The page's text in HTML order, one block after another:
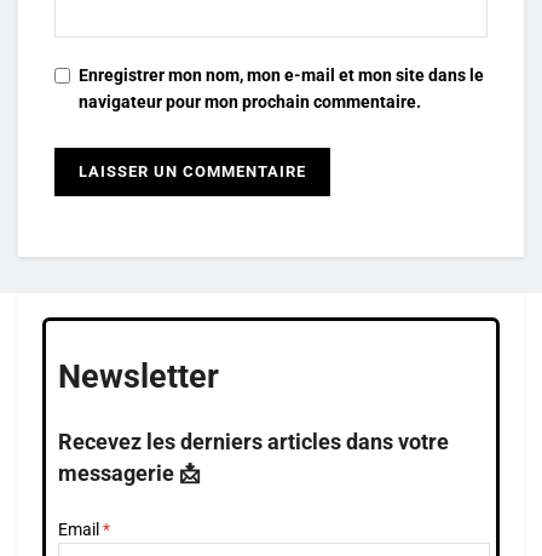
Enregistrer mon nom, mon e-mail et mon site dans le
navigateur pour mon prochain commentaire.
Newsletter
Recevez les derniers articles dans votre
messagerie 📩
Email